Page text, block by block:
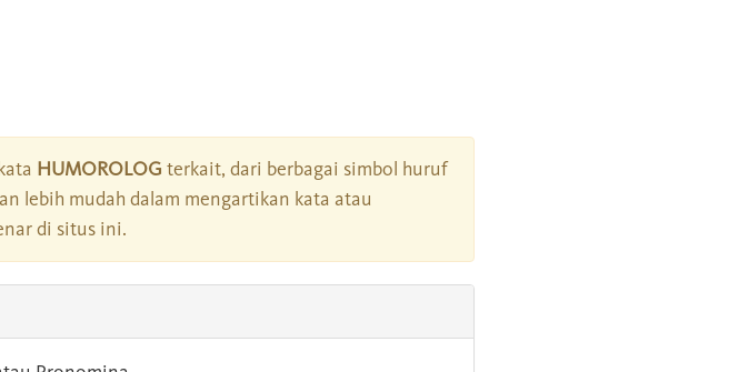
HUMOROLOG terkait, dari berbagai simbol huruf
lebih mudah dalam mengartikan kata atau
di situs ini.